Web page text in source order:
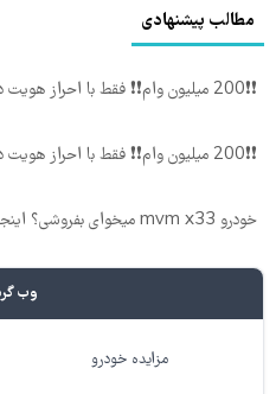
مطالب پیشنهادی
❗❗200 میلیون وام❗❗ فقط با احراز هویت در آبان تتر
❗❗200 میلیون وام❗❗ فقط با احراز هویت در آبان تتر
خودرو mvm x33 میخوای بفروشی؟ اینجا به سرعت فروش میره
وب
مزایده خودرو